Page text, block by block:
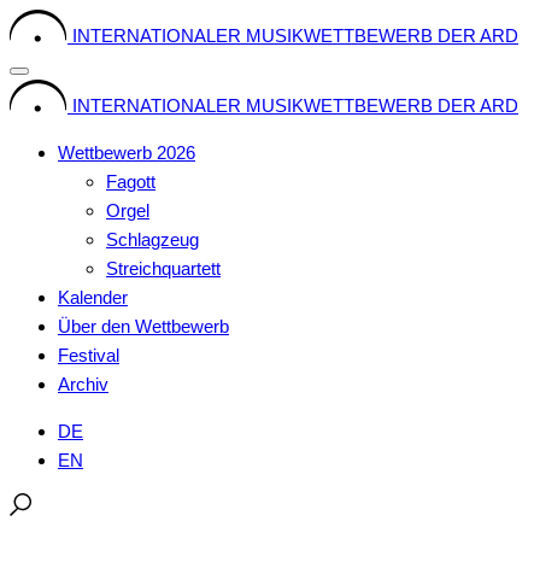
Skip
content
INTERNATIONALER MUSIKWETTBEWERB DER ARD
INTERNATIONALER MUSIKWETTBEWERB DER ARD
Wettbewerb 2026
Fagott
Orgel
Schlagzeug
Streichquartett
Kalender
Über den Wettbewerb
Festival
Archiv
DE
EN